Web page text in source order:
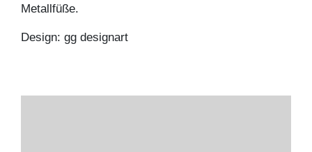
Metallfüße.
Design: gg designart